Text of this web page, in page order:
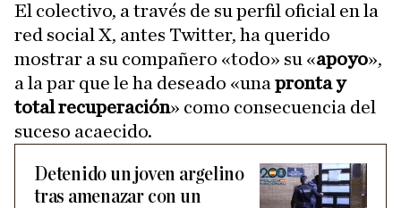
El colectivo, a través de su perfil oficial en la
red social X, antes Twitter, ha querido
mostrar a su compañero «todo» su «apoyo»,
a la par que le ha deseado «una pronta y
total recuperación» como consecuencia del
suceso acaecido.
Detenido un joven argelino
tras amenazar con un